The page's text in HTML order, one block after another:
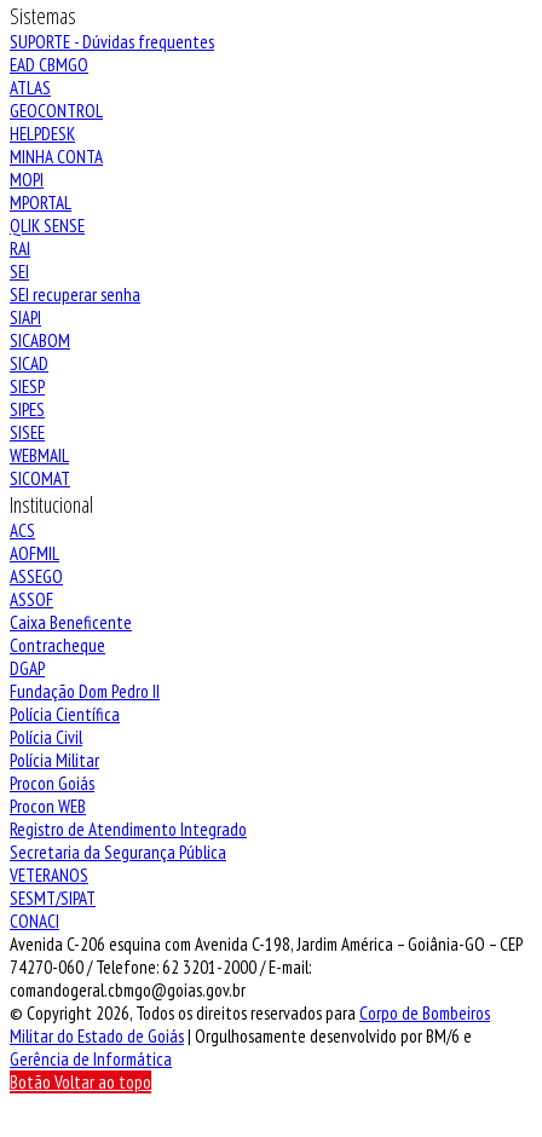
Sistemas
SUPORTE - Dúvidas frequentes
EAD CBMGO
ATLAS
GEOCONTROL
HELPDESK
MINHA CONTA
MOPI
MPORTAL
QLIK SENSE
RAI
SEI
SEI recuperar senha
SIAPI
SICABOM
SICAD
SIESP
SIPES
SISEE
WEBMAIL
SICOMAT
Institucional
ACS
AOFMIL
ASSEGO
ASSOF
Caixa Beneficente
Contracheque
DGAP
Fundação Dom Pedro II
Polícia Científica
Polícia Civil
Polícia Militar
Procon Goiás
Procon WEB
Registro de Atendimento Integrado
Secretaria da Segurança Pública
VETERANOS
SESMT/SIPAT
CONACI
Avenida C-206 esquina com Avenida C-198, Jardim América – Goiânia-GO – CEP
74270-060 / Telefone: 62 3201-2000 / E-mail:
comandogeral.cbmgo@goias.gov.br
© Copyright 2026, Todos os direitos reservados para Corpo de Bombeiros
Militar do Estado de Goiás| Orgulhosamente desenvolvido por BM/6 e
Gerência de Informática
Botão Voltar ao topo